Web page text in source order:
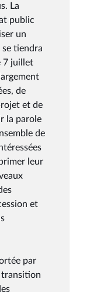
La
public
un
tiendra
7 juillet
de
et de
la parole
de
leur
et
par
transition